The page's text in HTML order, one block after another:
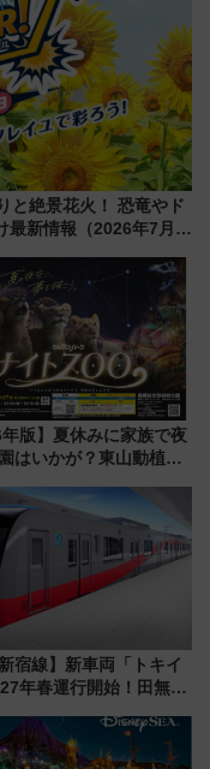
と絶景花火！ 恐竜やド
最新情報（2026年7月
年版】夏休みに家族で夜
はいかが？東山動植物
開催情報
新宿線】新車両「トキイ
年春運行開始！田無・
」も